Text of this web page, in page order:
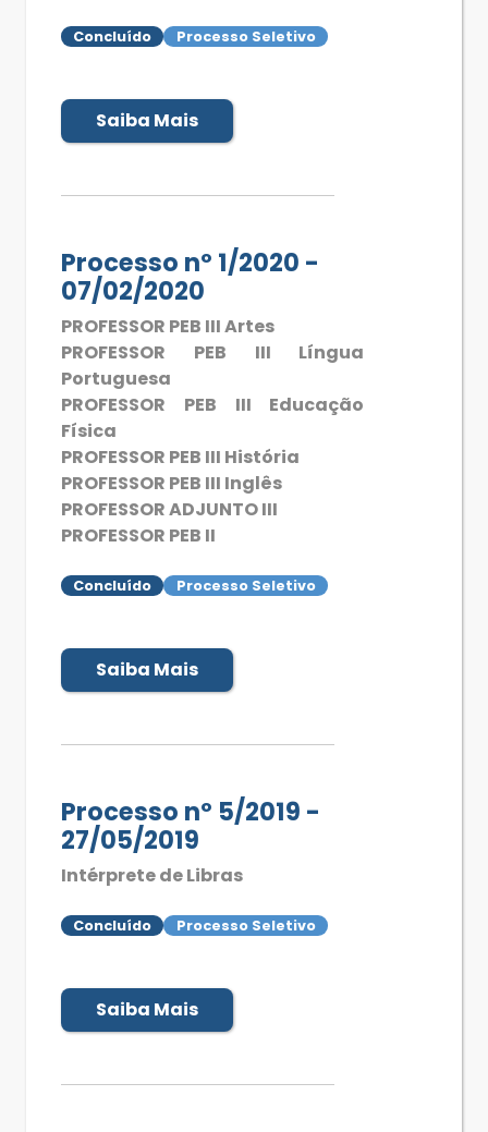
Concluído Processo Seletivo
Saiba Mais
Processo nº 1/2020 -
07/02/2020
PROFESSOR PEB III Artes
PROFESSOR PEB III Língua
Portuguesa
PROFESSOR PEB III Educação
Física
PROFESSOR PEB III História
PROFESSOR PEB III Inglês
PROFESSOR ADJUNTO III
PROFESSOR PEB II
Concluído Processo Seletivo
Saiba Mais
Processo nº 5/2019 -
27/05/2019
Intérprete de Libras
Concluído Processo Seletivo
Saiba Mais